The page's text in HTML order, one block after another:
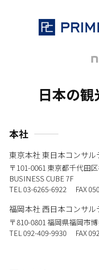
日本の
本社
東京本社 東日本コンサル
〒101-0061東京都千代田
BUSINESS CUBE 7F
TEL 03-6265-6922 FAX
福岡本社 西日本コンサル
〒810-0801 福岡県福岡市
TEL 092-409-9930 FAX